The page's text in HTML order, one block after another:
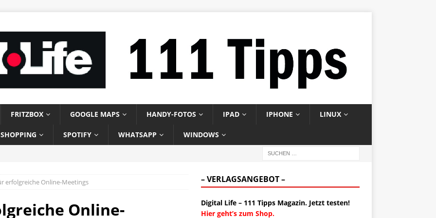
FRITZBOX GOOGLE MAPS HANDY-FOTOS IPAD IPHONE LINUX
SPOTIFY WHATSAPP WINDOWS
erfolgreiche Online-Meetings
Online-
– VERLAGSANGEBOT –
Digital Life – 111 Tipps Magazin. Jetzt testen!
Hier geht’s zum Shop.